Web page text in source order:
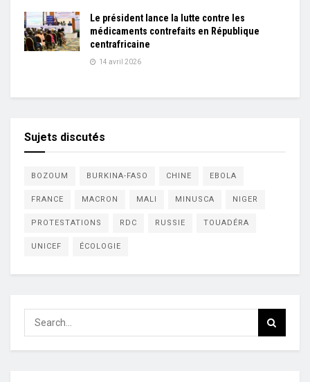
Le président lance la lutte contre les
médicaments contrefaits en République
centrafricaine
14 avril 2026
Sujets discutés
BOZOUM BURKINA-FASO CHINE EBOLA
FRANCE MACRON MALI MINUSCA NIGER
PROTESTATIONS RDC RUSSIE TOUADÉRA
UNICEF ÉCOLOGIE